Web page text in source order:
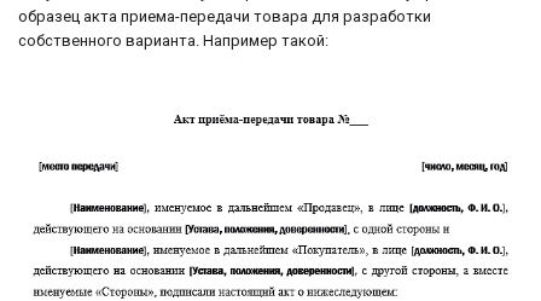
образец акта приема-передачи товара для разработки
собственного варианта. Например такой: